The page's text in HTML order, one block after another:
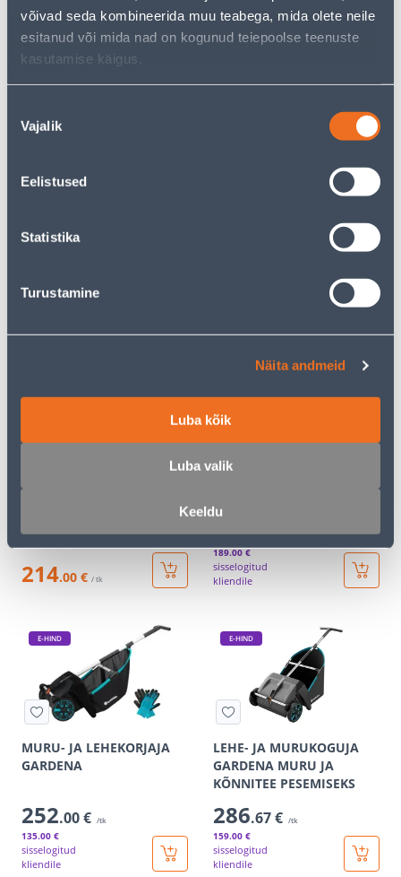
võivad seda kombineerida muu teabega, mida olete neile
esitanud või mida nad on kogunud teiepoolse teenuste
kasutamise käigus.
valik
Vajalik
Eelistused
Statistika
Turustamine
Näita andmeid
Luba kõik
Luba valik
Keeldu
238.00 € / tk 148.00 € / tk
OKSALÕIKUR GARDENA
ILMA AKU JA LAADIJATA
OKSALÕIKUR GARDENA
EASYCUT 110/18V P4A,
KAMPAANIA
OKSALÕIKUR HIGHCUT
214.00 € / tk
E-HIND
OKSALÕIKUR HIGHCUT
360/18V P4A,
326.67 € /tk
189.00 €
sisselogitud
kliendile
E-HIND
MURU- JA LEHEKORJAJA
GARDENA
252.00 € /tk
135.00 €
sisselogitud
kliendile
E-HIND
LEHE- JA MURUKOGUJA
GARDENA MURU JA
KÕNNITEE PESEMISEKS
286.67 € /tk
159.00 €
sisselogitud
kliendile